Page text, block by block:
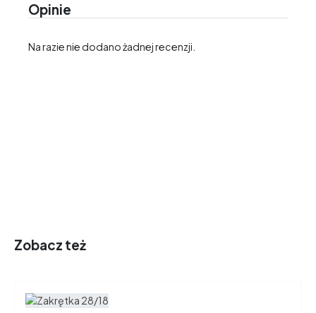
Opinie
Na razie nie dodano żadnej recenzji.
Zobacz też